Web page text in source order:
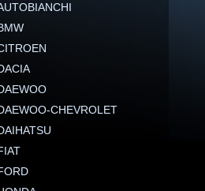
CHEVROLET